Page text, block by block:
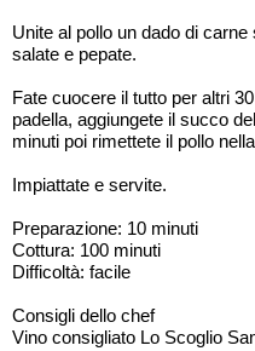
Unite al pollo un dado di
salate e pepate.
Fate cuocere il tutto per altri
padella, aggiungete il succo
minuti poi rimettete il pollo
Impiattate e servite.
Preparazione: 10 minuti
Cottura: 100 minuti
Difficoltà: facile
Consigli dello chef
Vino consigliato Lo Scoglio